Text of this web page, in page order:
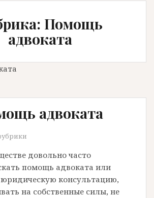
Помощь
адвоката
адвоката
довольно часто
помощь адвоката или
консультацию,
на собственные силы, не